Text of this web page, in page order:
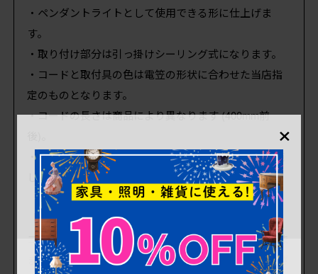
・ペンダントライトとして使用できる形に仕上げま
す。
・取り付け部分は引っ掛けシーリング式になります。
・コードと取付具の色は電笠の形状に合わせた当店指
定のものとなります。
・コードの長さは商品により異なります (400mm前
・電気用品安全法 (PSE法) に基づいた自主検査を実施
します。
【ご相談承ります】
コードの長さや色、取り付け部分を直結式 (配線そのま
ま) やコンセントプラグ式にしたいなどのご希望がござ
×